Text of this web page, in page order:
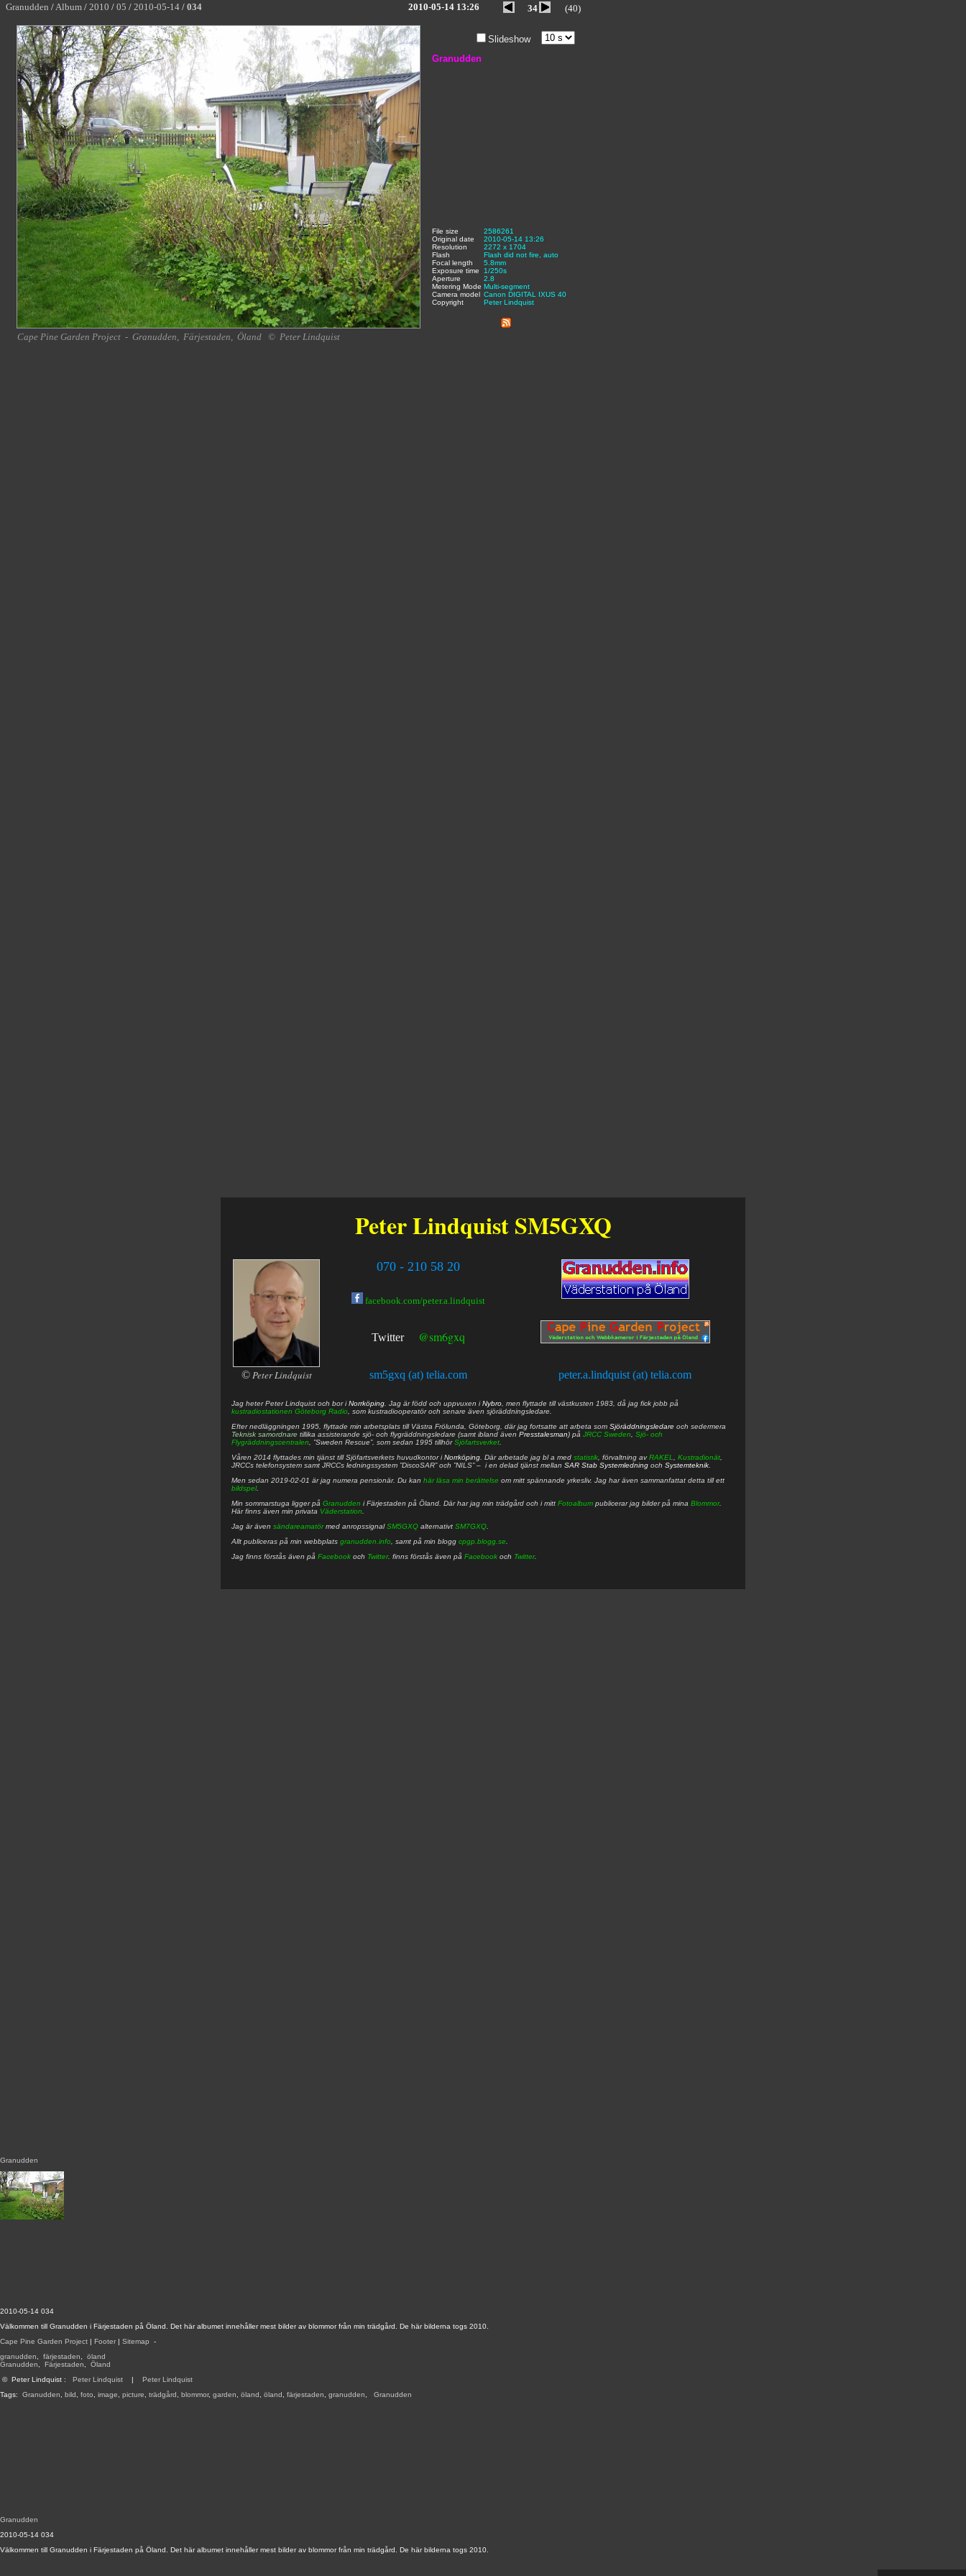
Granudden /Album / 2010 / 05 / 2010-05-14 / 034 2010-05-14 13:26 34 (40)
Slideshow
Granudden
2010-05-14 034
Välkommen till Granudden i Färjestaden på Öland. Det här albumet innehåller mest bilder av blommor från min trädgård. De här bilderna togs 2010.
Cape Pine Garden Project | Footer | Sitemap -
granudden
färjestaden
öland
Granudden
Färjestaden
Öland
© Peter Lindquist : Peter Lindquist | Peter Lindquist
Tags: Granudden bild foto image picture trädgård blommor, garden öland öland färjestaden granudden Granudden
Granudden
File size 2586261
Original date
2010-05-14 13:26
Resolution
2272 x 1704
Flash
Flash did not fire, auto
Focal length
5.8mm
Exposure time
1/250s
Aperture
2.8
Metering Mode Multi-segment
Camera model Canon DIGITAL IXUS 40
Copyright
Peter Lindquist
Granudden
2010-05-14 034
Välkommen till Granudden i Färjestaden på Öland. Det här albumet innehåller mest bilder av blommor från min trädgård. De här bilderna togs 2010.
Cape Pine Garden Project - Granudden, Färjestaden, Öland © Peter Lindquist
Peter Lindquist SM5GXQ
© Peter Lindquist
070 - 210 58 20
facebook.com/peter.a.lindquist
Twitter @sm6gxq
sm5gxq (at) telia.com peter.a.lindquist (at) telia.com
Jag heterPeter Lindquist och bor iNorrköping . Jag är född och uppvuxen iNybro , men flyttade till västkusten 1983, då jag fick jobb på
kustradiostationen Göteborg Radio , som kustradiooperatör och senare även sjöräddningsledare.
Efter nedläggningen 1995, flyttade min arbetsplats till Västra Frölunda, Göteborg, där jag fortsatte att arbeta som Sjöräddningsledare och sedermera
Teknisk samordnare tillika assisterande sjö- och flygräddningsledare (samt ibland även Presstalesman) på JRCC Sweden
Sjö- och
Flygräddningscentralen , ”Sweden Rescue”, som sedan 1995 tillhörSjöfartsverket
Våren 2014 flyttades min tjänst till Sjöfartsverkets huvudkontor iNorrköping . Där arbetade jag bl a med statistik , förvaltning avRAKEL Kustradionät
JRCCs telefonsystem samt JRCCs ledningssystem ”DiscoSAR” och ”NILS” – i en delad tjänst mellan SAR Stab Systemledning och Systemteknik
Men sedan 2019-02-01 är jag numera pensionär. Du kan här läsa min berättelse om mitt spännande yrkesliv. Jag har även sammanfattat detta till ett
bildspel.
Min sommarstuga ligger på Granudden i Färjestaden på Öland. Där har jag min trädgård och i mitt Fotoalbum publicerar jag bilder på mina Blommor.
Här finns även min privata Väderstation
Jag är även sändareamatörmed anropssignalSM5GXQ alternativt SM7GXQ
Allt publiceras på min webbplats granudden.info , samt på min blogg cpgp.blogg.se
Jag finns förstås även på Facebook och Twitter. finns förstås även på Facebook och Twitter.